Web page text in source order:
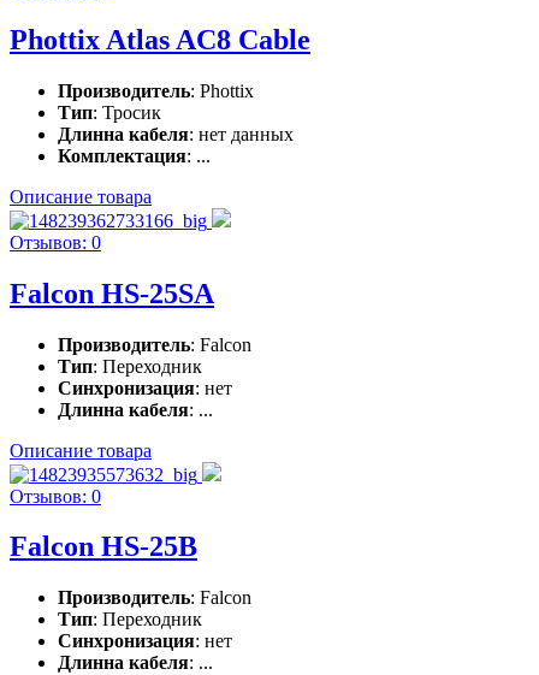
Phottix Atlas AC8 Cable
Производитель: Phottix
Тип: Тросик
Длинна кабеля: нет данных
Комплектация: ...
Описание товара
Отзывов: 0
Falcon HS-25SA
Производитель: Falcon
Тип: Переходник
Синхронизация: нет
Длинна кабеля: ...
Описание товара
Отзывов: 0
Falcon HS-25B
Производитель: Falcon
Тип: Переходник
Синхронизация: нет
Длинна кабеля: ...